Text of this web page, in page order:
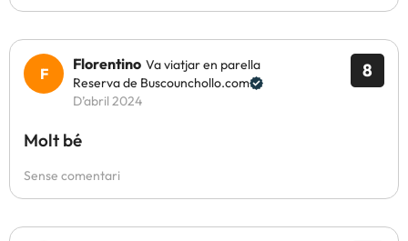
8
Florentino Va viatjar en parella
Reserva de Buscounchollo.com
D’abril 2024
Molt bé
Sense comentari